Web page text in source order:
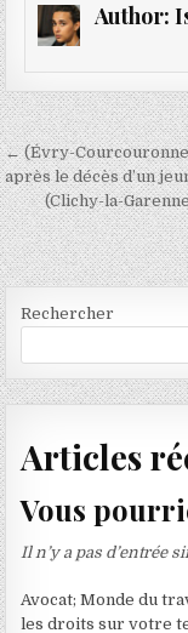
Author:
Navigation
de
l’article
← (Évry-
après le décès d’un
(Clichy-la-
Rechercher
Articles
Vous
Il n’y a pas d’entrée
Avocat; Monde du
les droits sur votre